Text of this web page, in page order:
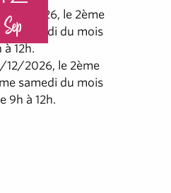
06/2026, le 2ème
samedi du mois
à 12h.
12/2026, le 2ème
samedi du mois
9h à 12h.
Sep